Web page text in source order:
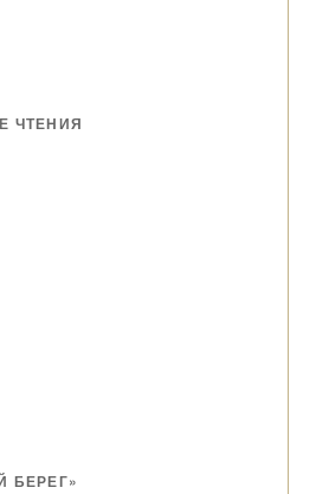
ЧТЕНИЯ
БЕРЕГ»